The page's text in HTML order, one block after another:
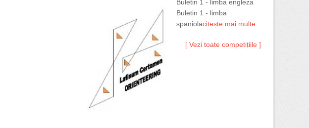
Buletin 1 - limba engleza
Buletin 1 - limba
spaniolacitește mai multe
[ Vezi toate competițiile ]